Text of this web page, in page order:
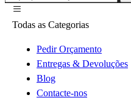
Todas as Categorias
Pedir Orçamento
Entregas & Devoluções
Blog
Contacte-nos